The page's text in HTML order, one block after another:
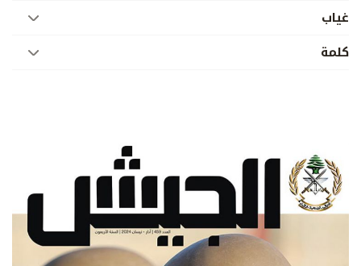
غياب
كلمة